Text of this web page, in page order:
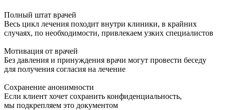
Полный штат врачей
Весь цикл лечения походит внутри клиники, в крайних
случаях, по необходимости, привлекаем узких специалистов
Мотивация от врачей
Без давления и принуждения врачи могут провести беседу
для получения согласия на лечение
Сохранение анонимности
Если клиент хочет сохранить конфиденциальность,
мы подкрепляем это документом